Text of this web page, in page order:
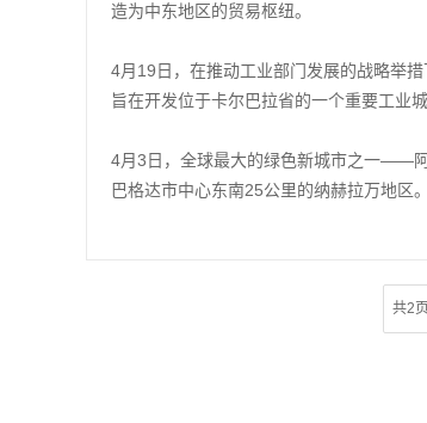
造为中东地区的贸易枢纽。
4月19日，在推动工业部门发展的战略举
旨在开发位于卡尔巴拉省的一个重要工业城
4月3日，全球最大的绿色新城市之一——
巴格达市中心东南25公里的纳赫拉万地区。
共2页